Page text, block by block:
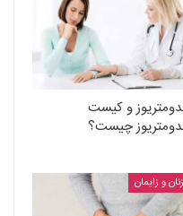
و کیست
چیست؟
زنان و زایمان